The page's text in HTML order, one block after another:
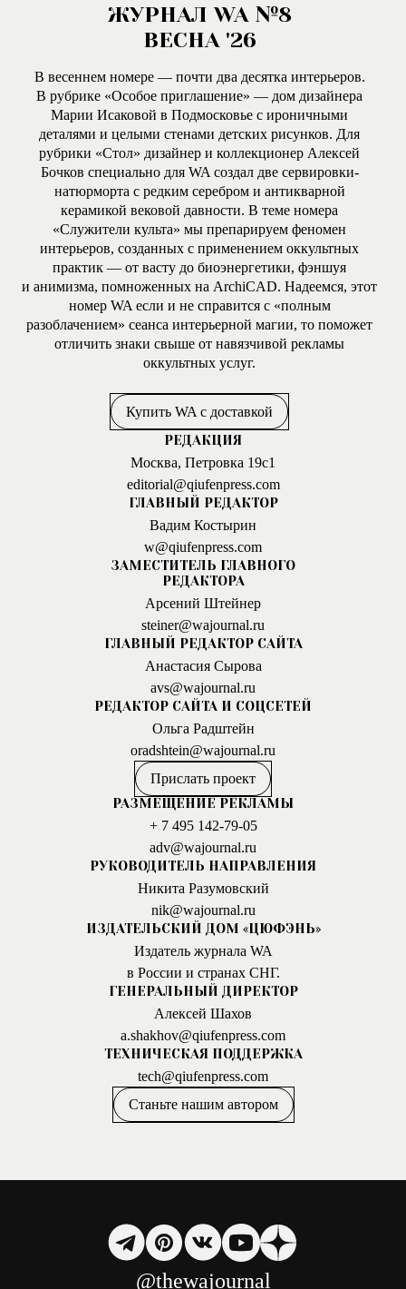
ЖУРНАЛ WA №8
ВЕСНА '26
В весеннем номере — почти два десятка интерьеров.
В рубрике «Особое приглашение» — дом дизайнера
Марии Исаковой в Подмосковье с ироничными
деталями и целыми стенами детских рисунков. Для
рубрики «Стол» дизайнер и коллекционер Алексей
Бочков специально для WA создал две сервировки-
натюрморта с редким серебром и антикварной
керамикой вековой давности. В теме номера
«Служители культа» мы препарируем феномен
интерьеров, созданных с применением оккультных
практик — от васту до биоэнергетики, фэншуя
и анимизма, помноженных на ArchiCAD. Надеемся, этот
номер WA если и не справится с «полным
разоблачением» сеанса интерьерной магии, то поможет
отличить знаки свыше от навязчивой рекламы
оккультных услуг.
Купить WA с доставкой
РЕДАКЦИЯ
Москва, Петровка 19с1
editorial@qiufenpress.com
ГЛАВНЫЙ РЕДАКТОР
Вадим Костырин
w@qiufenpress.com
ЗАМЕСТИТЕЛЬ ГЛАВНОГО
РЕДАКТОРА
Арсений Штейнер
steiner@wajournal.ru
ГЛАВНЫЙ РЕДАКТОР САЙТА
Анастасия Сырова
avs@wajournal.ru
РЕДАКТОР САЙТА И СОЦСЕТЕЙ
Ольга Радштейн
oradshtein@wajournal.ru
Прислать проект
РАЗМЕЩЕНИЕ РЕКЛАМЫ
+ 7 495 142-79-05
adv@wajournal.ru
РУКОВОДИТЕЛЬ НАПРАВЛЕНИЯ
Никита Разумовский
nik@wajournal.ru
ИЗДАТЕЛЬСКИЙ ДОМ «ЦЮФЭНЬ»
Издатель журнала WA
в России и странах СНГ.
ГЕНЕРАЛЬНЫЙ ДИРЕКТОР
Алексей Шахов
a.shakhov@qiufenpress.com
ТЕХНИЧЕСКАЯ ПОДДЕРЖКА
tech@qiufenpress.com
Станьте нашим автором
@thewajournal